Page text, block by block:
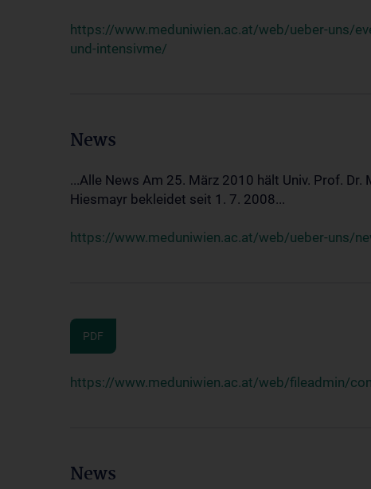
https://www.meduniwien.ac.at/web/ueber-uns/
und-intensivme/
News
...Alle News Am 25. März 2010 hält Univ. Prof.
Hiesmayr bekleidet seit 1. 7. 2008...
https://www.meduniwien.ac.at/web/ueber-uns/
PDF
https://www.meduniwien.ac.at/web/fileadmin/
News